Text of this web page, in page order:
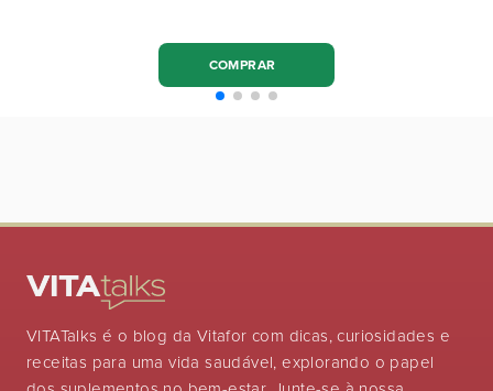
COMPRAR
VITATalks é o blog da Vitafor com dicas, curiosidades e
receitas para uma vida saudável, explorando o papel